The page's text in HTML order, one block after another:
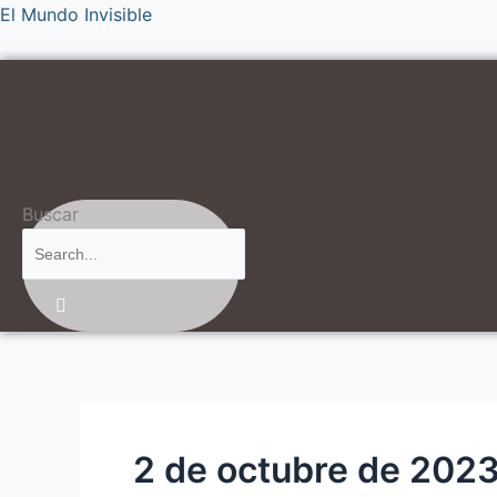
Ir
El Mundo Invisible
Buscar
2 de octubre de 2023